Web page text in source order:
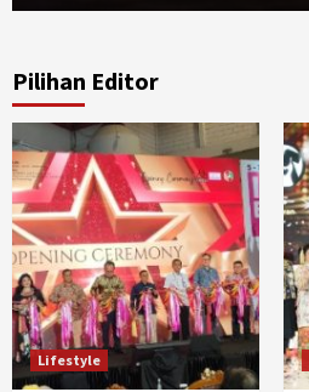
Pilihan Editor
Lifestyle